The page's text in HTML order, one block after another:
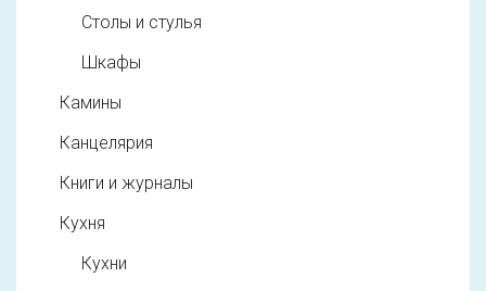
Столы и стулья
Шкафы
Камины
Канцелярия
Книги и журналы
Кухня
Кухни